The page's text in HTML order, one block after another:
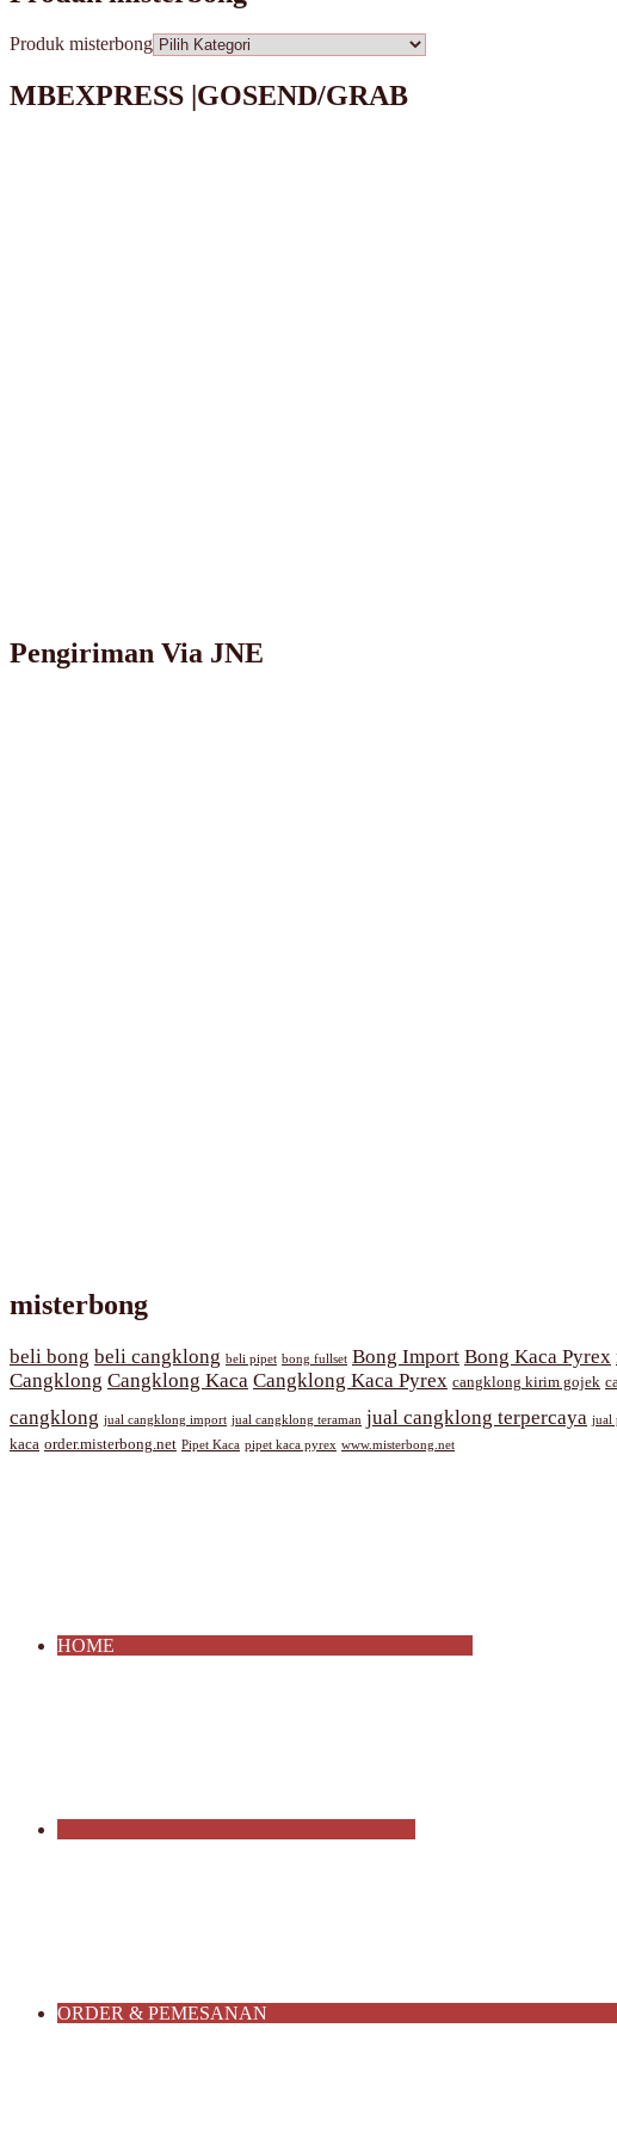
Produk misterbong
MBEXPRESS |GOSEND/GRAB
Pengiriman Via JNE
misterbong
beli bong beli cangklong beli pipet bong fullset Bong Import Bong Kaca Pyrex
Cangklong Cangklong Kaca Cangklong Kaca Pyrex cangklong kirim gojek
cangklong jual cangklong import jual cangklong teraman jual cangklong terpercaya jual
kaca order.misterbong.net Pipet Kaca pipet kaca pyrex www.misterbong.net
HOME
ORDER & PEMESANAN